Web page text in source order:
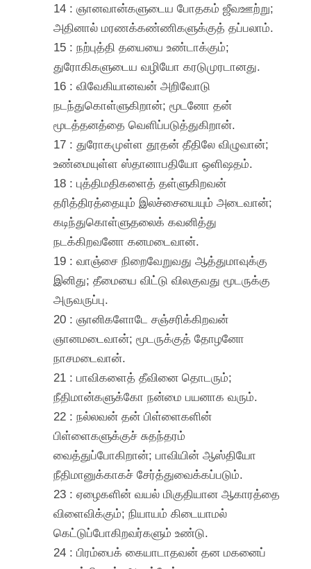
14 : ஞானவான்களுடைய போதகம் ஜீவஊற்று;
அதினால் மரணக்கண்ணிகளுக்குத் தப்பலாம்.
15 : நற்புத்தி தயையை உண்டாக்கும்;
துரோகிகளுடைய வழியோ கரடுமுரடானது.
16 : விவேகியானவன் அறிவோடு
நடந்துகொள்ளுகிறான்; மூடனோ தன்
மூடத்தனத்தை வெளிப்படுத்துகிறான்.
17 : துரோகமுள்ள தூதன் தீதிலே விழுவான்;
உண்மையுள்ள ஸ்தானாபதியோ ஒளிஷதம்.
18 : புத்திமதிகளைத் தள்ளுகிறவன்
தரித்திரத்தையும் இலச்சையையும் அடைவான்;
கடிந்துகொள்ளுதலைக் கவனித்து
நடக்கிறவனோ கனமடைவான்.
19 : வாஞ்சை நிறைவேறுவது ஆத்துமாவுக்கு
இனிது; தீமையை விட்டு விலகுவது மூடருக்கு
அருவருப்பு.
20 : ஞானிகளோடே சஞ்சரிக்கிறவன்
ஞானமடைவான்; மூடருக்குத் தோழனோ
நாசமடைவான்.
21 : பாவிகளைத் தீவினை தொடரும்;
நீதிமான்களுக்கோ நன்மை பயனாக வரும்.
22 : நல்லவன் தன் பிள்ளைகளின்
பிள்ளைகளுக்குச் சுதந்தரம்
வைத்துப்போகிறான்; பாவியின் ஆஸ்தியோ
நீதிமானுக்காகச் சேர்த்துவைக்கப்படும்.
23 : ஏழைகளின் வயல் மிகுதியான ஆகாரத்தை
விளைவிக்கும்; நியாயம் கிடையாமல்
கெட்டுப்போகிறவர்களும் உண்டு.
24 : பிரம்பைக் கையாடாதவன் தன மகனைப்